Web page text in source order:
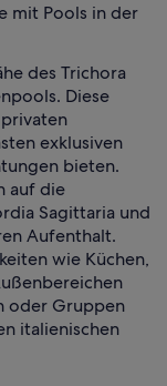
mit Pools in der
des Trichora
Diese
exklusiven
bieten.
auf die
Sagittaria und
Aufenthalt.
wie Küchen,
oder Gruppen
italienischen